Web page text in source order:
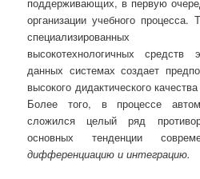
организации учебного
специализированных
высокотехнологичных средств
данных системах создает
высокого дидактического
Более того, в процессе
сложился целый ряд
основных тенденции
дифференциацию и интеграцию.